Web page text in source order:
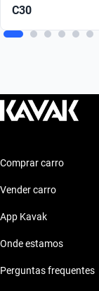
C30
Comprar carro
Vender carro
App Kavak
Onde estamos
Perguntas frequentes